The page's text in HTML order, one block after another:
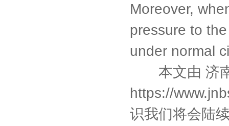
Moreover,
pressure to
under normal
本文由 济
https://
识我们将会陆